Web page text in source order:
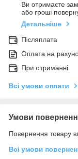
Ви отримаєте
або гроші
Детальніше
Післяплата
Оплата на
При отриманні
Всі умови оплати
Умови
Повернення товару
Всі умови